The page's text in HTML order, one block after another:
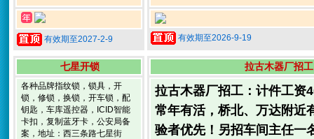
有效期至2027-2-9 有效期至2026-9-19
七星开锁
各种品牌指纹锁，锁具，开
锁，修锁，换锁，开车锁，配
钥匙，车库遥控器，ICID智能
卡扣，复制蓝牙卡，公安局备
案，地址：西三条路七星街
拉古木器厂招工
拉古木器厂招工：计件工资
常年有活，桥北、万达附近
验者优先！另招车间主任一